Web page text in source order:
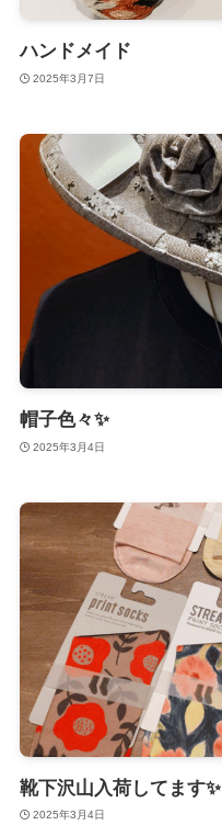
ハンドメイド
2025年3月7日
帽子色々✨
2025年3月4日
靴下沢山入荷してます✨
2025年3月4日